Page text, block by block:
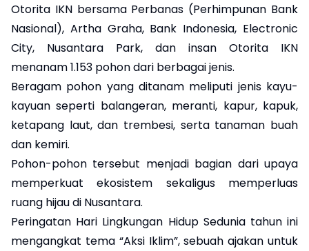
Otorita IKN bersama Perbanas (Perhimpunan Bank
Nasional), Artha Graha, Bank Indonesia, Electronic
City, Nusantara Park, dan insan Otorita IKN
menanam 1.153 pohon dari berbagai jenis.
Beragam pohon yang ditanam meliputi jenis kayu-
kayuan seperti balangeran, meranti, kapur, kapuk,
ketapang laut, dan trembesi, serta tanaman buah
dan kemiri.
Pohon-pohon tersebut menjadi bagian dari upaya
memperkuat ekosistem sekaligus memperluas
ruang hijau di Nusantara.
Peringatan Hari Lingkungan Hidup Sedunia tahun ini
mengangkat tema “Aksi Iklim”, sebuah ajakan untuk